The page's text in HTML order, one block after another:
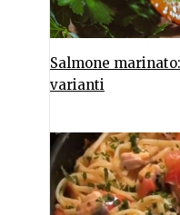
Salmone
varianti